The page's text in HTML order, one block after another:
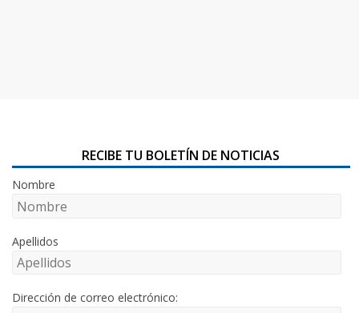
RECIBE TU BOLETÍN DE NOTICIAS
Nombre
Apellidos
Dirección de correo electrónico: